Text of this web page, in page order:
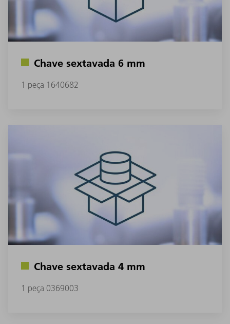
Chave sextavada 6 mm
1 peça 1640682
Chave sextavada 4 mm
1 peça 0369003